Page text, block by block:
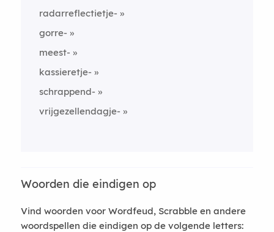
radarreflectietje-
gorre-
meest-
kassieretje-
schrappend-
vrijgezellendagje-
Woorden die eindigen op
Vind woorden voor Wordfeud, Scrabble en andere
woordspellen die eindigen op de volgende letters: